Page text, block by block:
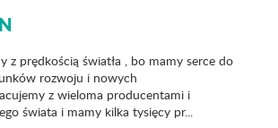
z prędkością światła , bo mamy serce do
rozwoju i nowych
z wieloma producentami i
świata i mamy kilka tysięcy pr...